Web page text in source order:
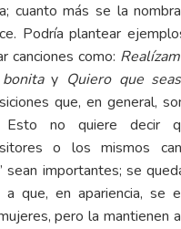
cuanto más se la
Podría plantear
canciones como:
bonitay Quiero que
que, en general,
Esto no quiere decir
o los mismos
sean importantes; se
a que, en apariencia, se
pero la mantienen